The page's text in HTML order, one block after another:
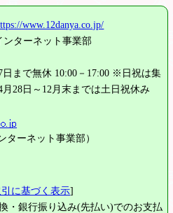
www.12danya.co.jp/
ターネット事業部
まで無休 10:00－17:00 ※日祝は集
28日～12月末までは土日祝休み
ターネット事業部）
に基づく表示]
・銀行振り込み(先払い)でのお支払